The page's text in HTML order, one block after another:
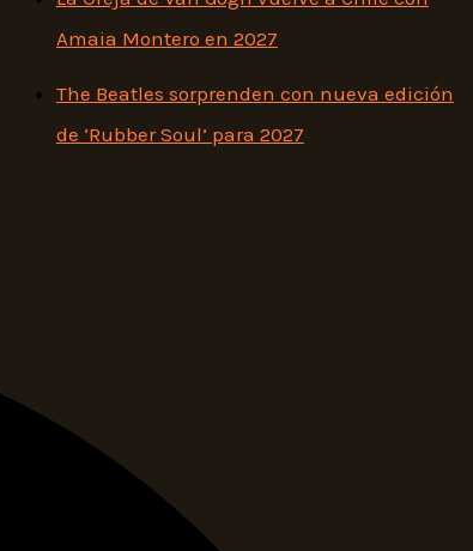
Amaia Montero en 2027
The Beatles sorprenden con nueva edición
de ‘Rubber Soul’ para 2027